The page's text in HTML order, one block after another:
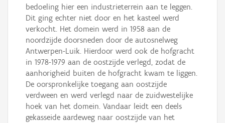
bedoeling hier een industrieterrein aan te leggen.
Dit ging echter niet door en het kasteel werd
verkocht. Het domein werd in 1958 aan de
noordzijde doorsneden door de autosnelweg
Antwerpen-Luik. Hierdoor werd ook de hofgracht
in 1978-1979 aan de oostzijde verlegd, zodat de
aanhorigheid buiten de hofgracht kwam te liggen.
De oorspronkelijke toegang aan oostzijde
verdween en werd verlegd naar de zuidwestelijke
hoek van het domein. Vandaar leidt een deels
gekasseide aardeweg naar oostzijde van het